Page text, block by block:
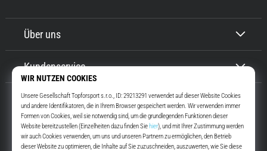
Über uns
Kundenservice